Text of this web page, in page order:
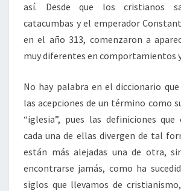
así. Desde que los cristianos
catacumbas y el emperador
en el año 313, comenzaron a
muy diferentes en comportamientos
No hay palabra en el diccionario
las acepciones de un término como
“iglesia”, pues las definiciones que
cada una de ellas divergen de tal
están más alejadas una de otra,
encontrarse jamás, como ha
siglos que llevamos de